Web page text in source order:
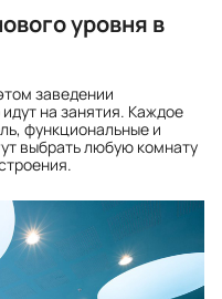
уровня в
заведении
на занятия. Каждое
функциональные и
выбрать любую комнату